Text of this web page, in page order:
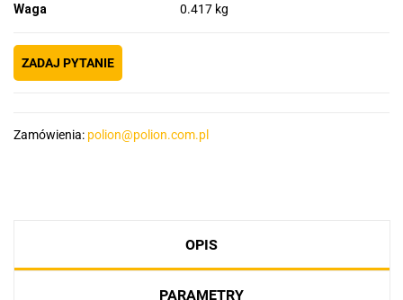
Waga
0.417 kg
ZADAJ PYTANIE
Zamówienia: polion@polion.com.pl
OPIS
PARAMETRY